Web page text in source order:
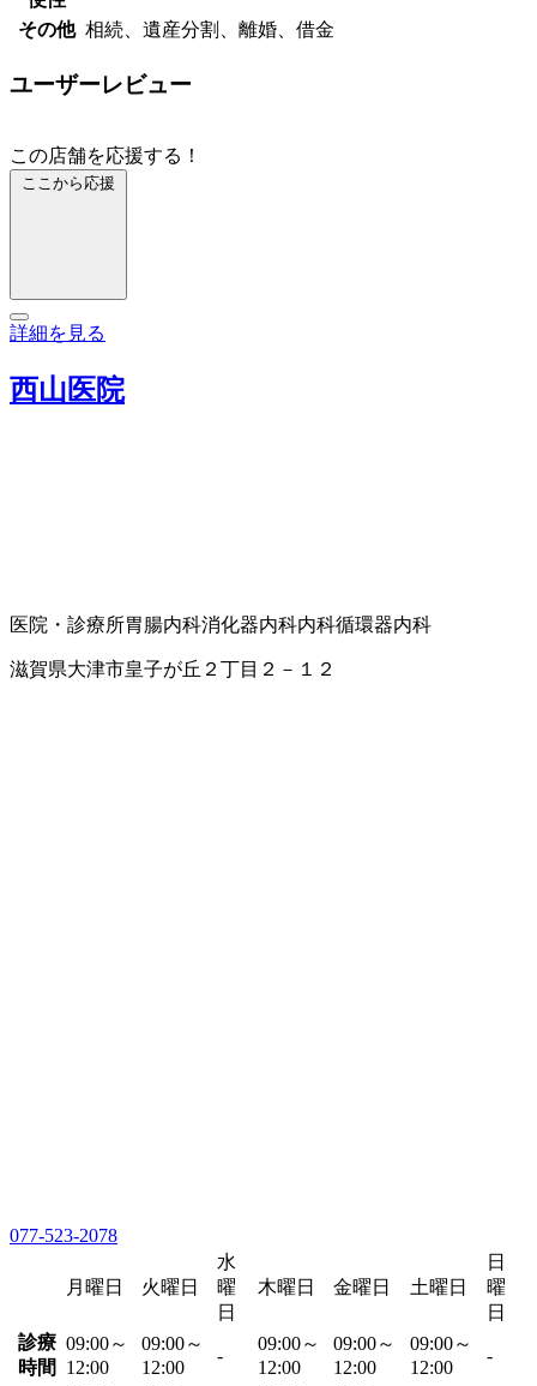
その他 相続、遺産分割、離婚、借金
ユーザーレビュー
この店舗を応援する！
ここから応援
詳細を見る
西山医院
医院・診療所胃腸内科消化器内科内科循環器内科
滋賀県大津市皇子が丘２丁目２－１２
077-523-2078
月曜日 火曜日
水
曜
日
木曜日 金曜日 土曜日
日
曜
日
診療
時間
09:00～
12:00
09:00～
12:00
-
09:00～
12:00
09:00～
12:00
09:00～
12:00
-